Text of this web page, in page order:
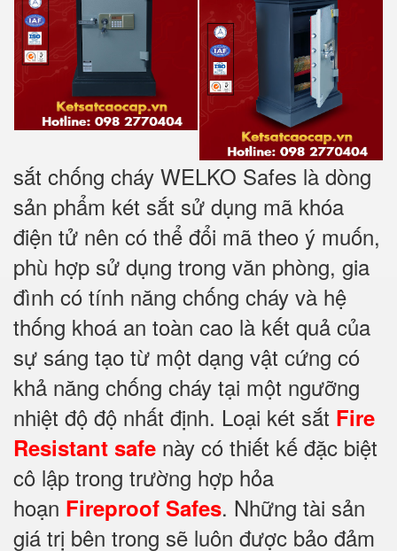
sắt chống cháy WELKO Safes là dòng
sản phẩm két sắt sử dụng mã khóa
điện tử nên có thể đổi mã theo ý muốn,
phù hợp sử dụng trong văn phòng, gia
đình có tính năng chống cháy và hệ
thống khoá an toàn cao là kết quả của
sự sáng tạo từ một dạng vật cứng có
khả năng chống cháy tại một ngưỡng
nhiệt độ độ nhất định. Loại két sắt Fire
Resistant safe này có thiết kế đặc biệt
cô lập trong trường hợp hỏa
hoạn Fireproof Safes. Những tài sản
giá trị bên trong sẽ luôn được bảo đảm